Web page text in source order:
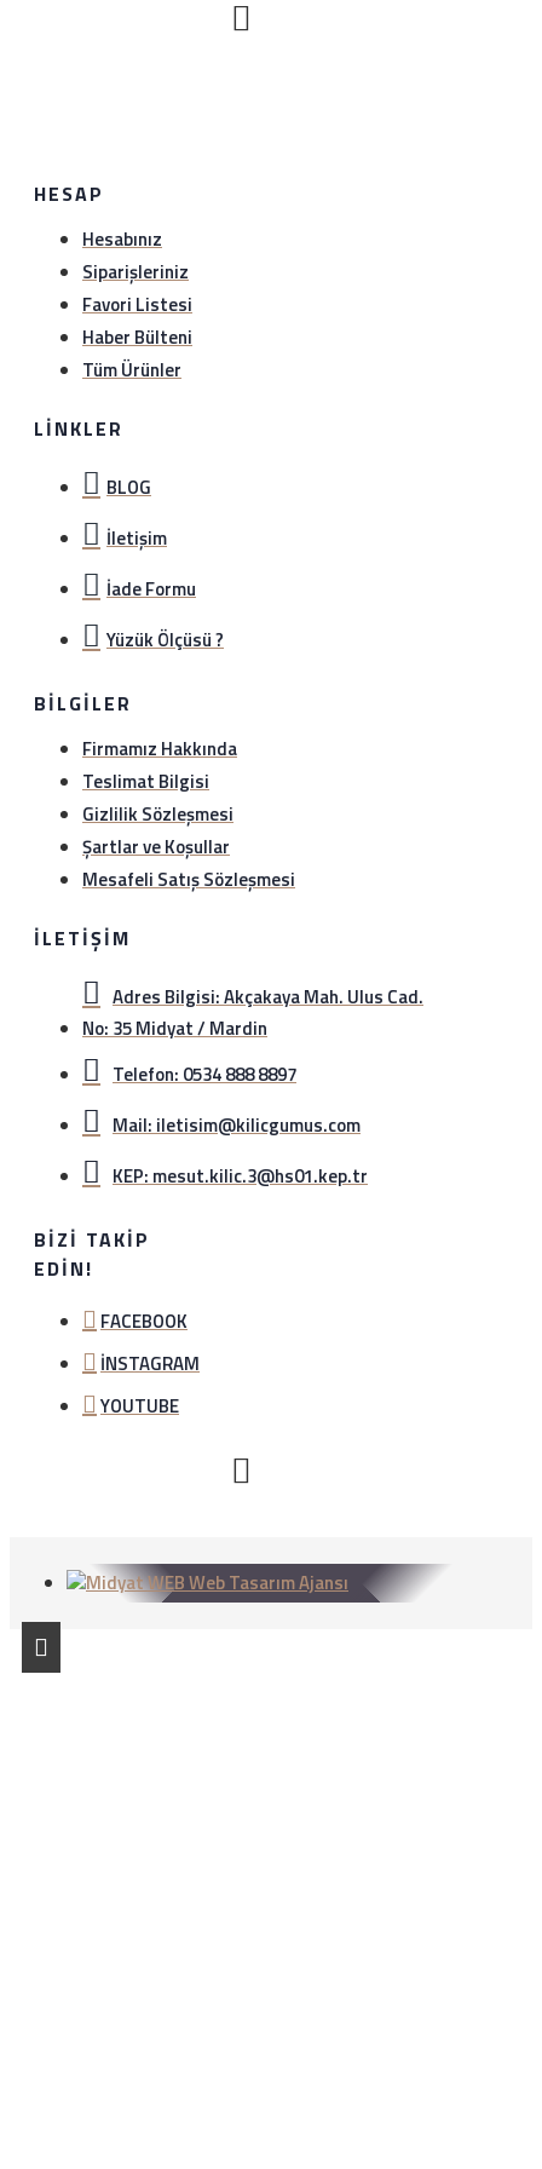
gönderebilirsiniz.iade etmeden önce hattımıza (0534
888 8897) veya whatsapp hattımıza (0534 888 8897)
HESAP
Hesabınız
Siparişleriniz
Favori Listesi
Haber Bülteni
Tüm Ürünler
LINKLER
BLOG
İletişim
İade Formu
Yüzük Ölçüsü ?
BILGILER
Firmamız Hakkında
Teslimat Bilgisi
Gizlilik Sözleşmesi
Şartlar ve Koşullar
Mesafeli Satış Sözleşmesi
İLETIŞIM
Adres Bilgisi: Akçakaya Mah. Ulus Cad.
No: 35 Midyat / Mardin
Telefon: 0534 888 8897
Mail: iletisim@kilicgumus.com
KEP: mesut.kilic.3@hs01.kep.tr
BIZI TAKIP
EDIN!
FACEBOOK
İNSTAGRAM
YOUTUBE